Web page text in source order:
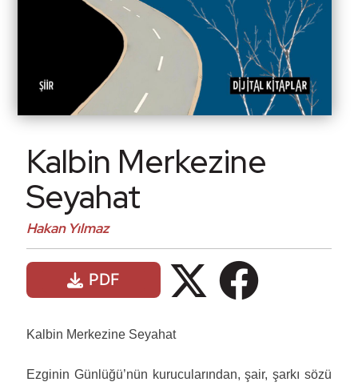
Kalbin Merkezine
Seyahat
Hakan Yılmaz
PDF
Kalbin Merkezine Seyahat
Ezginin Günlüğü’nün kurucularından, şair, şarkı sözü